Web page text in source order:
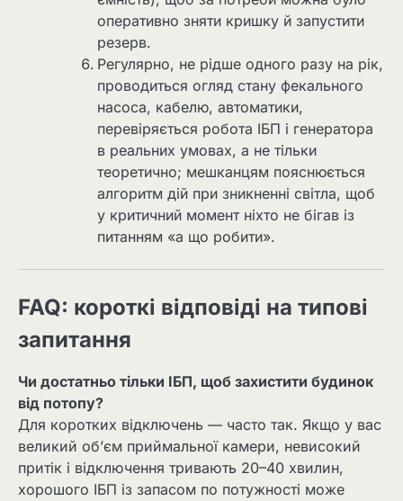
оперативно зняти кришку й запустити
резерв.
Регулярно, не рідше одного разу на рік,
проводиться огляд стану фекального
насоса, кабелю, автоматики,
перевіряється робота ІБП і генератора
в реальних умовах, а не тільки
теоретично; мешканцям пояснюється
алгоритм дій при зникненні світла, щоб
у критичний момент ніхто не бігав із
питанням «а що робити».
FAQ: короткі відповіді на типові
запитання
Чи достатньо тільки ІБП, щоб захистити будинок
від потопу?
Для коротких відключень — часто так. Якщо у вас
великий об’єм приймальної камери, невисокий
притік і відключення тривають 20–40 хвилин,
хорошого ІБП із запасом по потужності може